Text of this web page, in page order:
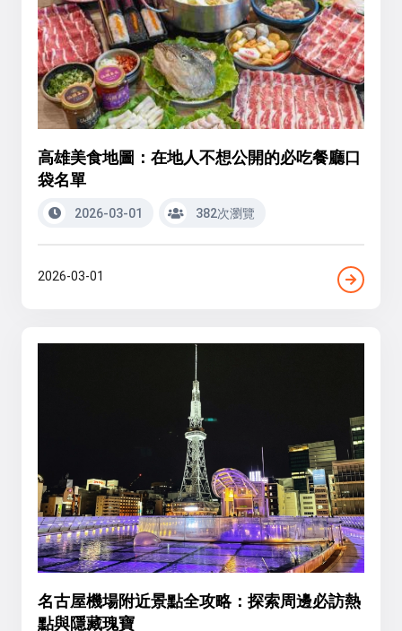
高雄美食地圖：在地人不想公開的必吃餐廳口
袋名單
2026-03-01 382次瀏覽
2026-03-01
名古屋機場附近景點全攻略：探索周邊必訪熱
點與隱藏瑰寶